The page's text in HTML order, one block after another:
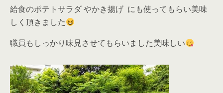
給食のポテトサラダ やかき揚げ にも使ってもらい美味
しく頂きました
職員もしっかり味見させてもらいました美味しい